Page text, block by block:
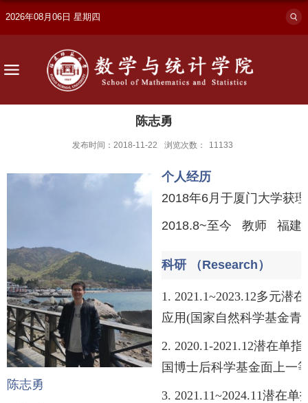
2026年08月06日 星期四
陈志勇
发布时间：2018-11-22 浏览次数： 11133
陈志勇
个人经历
2018年6 月于厦门大学获
2018.8~至今 教师 福建
科研 （Research）
1. 2021.1~2023.12多元潜
应用(国家自然科学基金青
2. 2020.1-2021.12潜在单指
国博士后科学基金面上一
3. 2021.11~2024.11潜在单